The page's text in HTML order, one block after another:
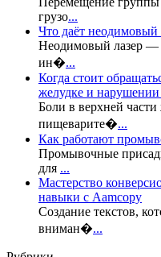
грузо...
Что даёт неодимовый
Неодимовый лазер —
ин�...
Когда стоит
желудке и
Боли в верхней
пищеварите�...
Как работают
Промывочные
для ...
Мастерство
навыки с Aamcopy
Создание текстов,
вниман�...